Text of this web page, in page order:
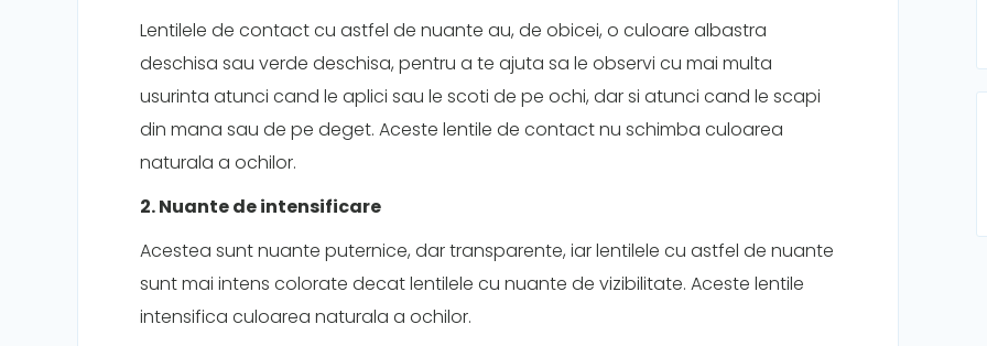
Lentilele de contact cu astfel de nuante au, de obicei, o culoare albastra
deschisa sau verde deschisa, pentru a te ajuta sa le observi cu mai multa
usurinta atunci cand le aplici sau le scoti de pe ochi, dar si atunci cand le scapi
din mana sau de pe deget. Aceste lentile de contact nu schimba culoarea
naturala a ochilor.
2. Nuante de intensificare
Acestea sunt nuante puternice, dar transparente, iar lentilele cu astfel de nuante
sunt mai intens colorate decat lentilele cu nuante de vizibilitate. Aceste lentile
intensifica culoarea naturala a ochilor.